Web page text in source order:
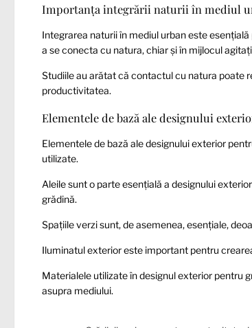
Importanța integrării naturii în mediul
Integrarea naturii în mediul urban este
a se conecta cu natura, chiar și în mijlocul
Studiile au arătat că contactul cu natura poate
productivitatea.
Elementele de bază ale designului
Elementele de bază ale designului exterior
utilizate.
Aleile sunt o parte esențială a designului
grădină.
Spațiile verzi sunt, de asemenea, esențiale,
Iluminatul exterior este important pentru
Materialele utilizate în designul exterior pentru
asupra mediului.